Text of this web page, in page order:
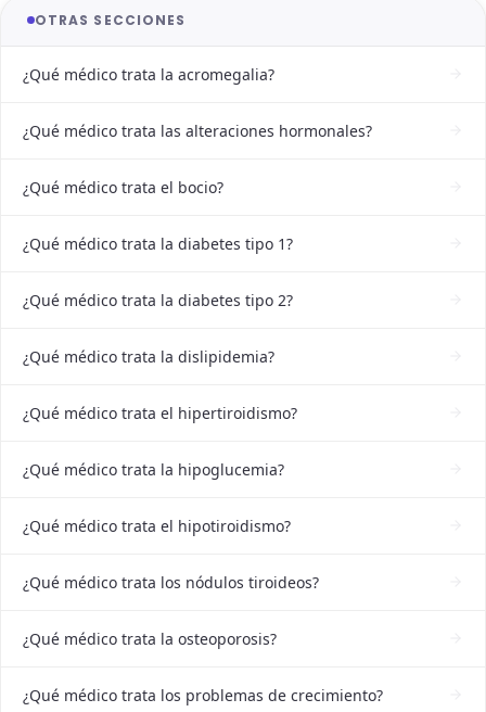
OTRAS SECCIONES
¿Qué médico trata la acromegalia?
¿Qué médico trata las alteraciones hormonales?
¿Qué médico trata el bocio?
¿Qué médico trata la diabetes tipo 1?
¿Qué médico trata la diabetes tipo 2?
¿Qué médico trata la dislipidemia?
¿Qué médico trata el hipertiroidismo?
¿Qué médico trata la hipoglucemia?
¿Qué médico trata el hipotiroidismo?
¿Qué médico trata los nódulos tiroideos?
¿Qué médico trata la osteoporosis?
¿Qué médico trata los problemas de crecimiento?